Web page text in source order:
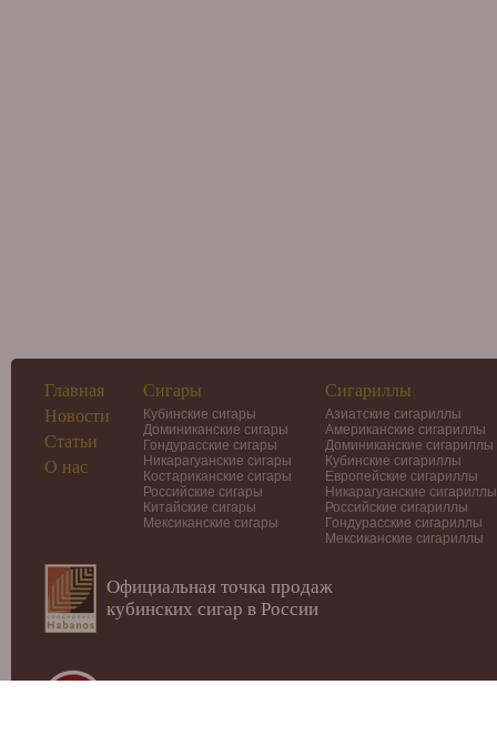
Главная
Новости
Статьи
О нас
Сигары
Кубинские сигары
Доминиканские сигары
Гондурасские сигары
Никарагуанские сигары
Костариканские сигары
Российские сигары
Китайские сигары
Мексиканские сигары
Сигариллы
Азиатские сигариллы
Американские сигариллы
Доминиканские сигариллы
Кубинские сигариллы
Европейские сигариллы
Никарагуанские сигариллы
Российские сигариллы
Гондурасские сигариллы
Мексиканские сигариллы
Официальная точка продаж
кубинских сигар в России